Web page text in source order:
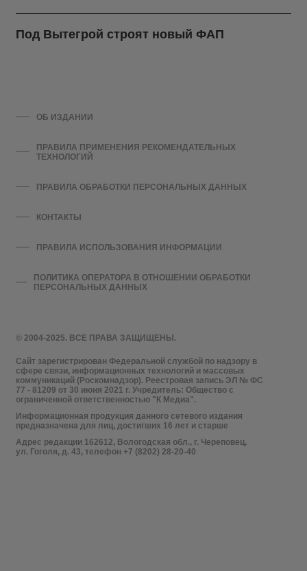
Под Вытегрой строят новый ФАП
© 2004-2025. ВСЕ ПРАВА ЗАЩИЩЕНЫ.
Сайт зарегистрирован Федеральной службой по надзору в
сфере связи, информационных технологий и массовых
коммуникаций (Роскомнадзор). Реестровая запись ЭЛ № ФС
77 - 81209 от 30 июня 2021 г. Учредитель: Общество с
ограниченной ответственностью "К Медиа".
Информационная продукция данного сетевого издания
предназначена для лиц, достигших 16 лет и старше
Адрес редакции 162612, Вологодская обл., г. Череповец,
ул. Гоголя, д. 43, телефон +7 (8202) 28-20-40
ОБ ИЗДАНИИ
ПРАВИЛА ПРИМЕНЕНИЯ РЕКОМЕНДАТЕЛЬНЫХ
ТЕХНОЛОГИЙ
ПРАВИЛА ОБРАБОТКИ ПЕРСОНАЛЬНЫХ ДАННЫХ
КОНТАКТЫ
ПРАВИЛА ИСПОЛЬЗОВАНИЯ ИНФОРМАЦИИ
ПОЛИТИКА ОПЕРАТОРА В ОТНОШЕНИИ ОБРАБОТКИ
ПЕРСОНАЛЬНЫХ ДАННЫХ